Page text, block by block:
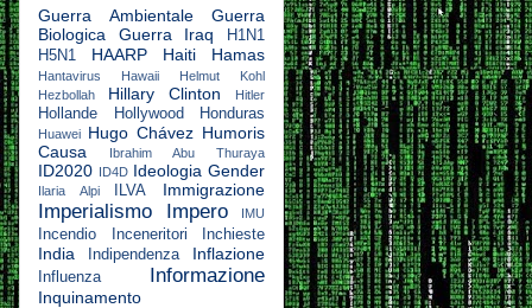
Guerra Ambientale
Guerra
Biologica
Guerra Iraq
H1N1
H5N1
HAARP Haiti Hamas
Hantavirus Hawaii
Helmut Kohl
Hezbollah
Hillary Clinton Hitler
Hollande Hollywood Honduras
Huawei Hugo Chávez Humoris
Causa
Ibrahim Abu Thuraya
ID2020 ID4D Ideologia Gender
Ilaria Alpi ILVA Immigrazione
Imperialismo Impero IMU
Incendio Inceneritori Inchieste
India Indipendenza Inflazione
Influenza Informazione
Inquinamento